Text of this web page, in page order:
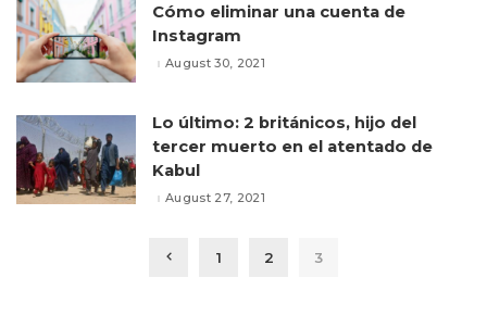
Cómo eliminar una cuenta de
Instagram
August 30, 2021
Lo último: 2 británicos, hijo del
tercer muerto en el atentado de
Kabul
August 27, 2021
1 2 3